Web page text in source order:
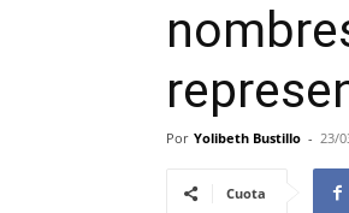
Por Yolibeth Bustillo - 23/
Cuota